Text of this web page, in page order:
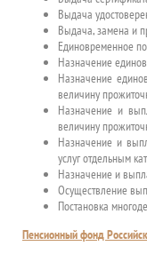
Выдача
Выдача, замена и
Единовременное
Назначение
Назначение
величину
Назначение и
величину
Назначение и
услуг отдельным
Назначение и
Осуществление
Постановка
Пенсионный фонд